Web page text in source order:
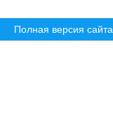
Полная версия сайта